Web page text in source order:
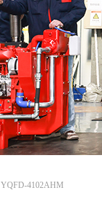
YQFD-4102AHM